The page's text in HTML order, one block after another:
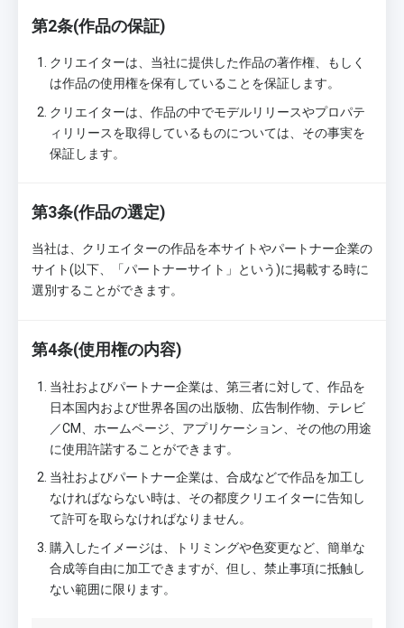
第2条(作品の保証)
クリエイターは、当社に提供した作品の著作権、もしく
は作品の使用権を保有していることを保証します。
クリエイターは、作品の中でモデルリリースやプロパテ
ィリリースを取得しているものについては、その事実を
保証します。
第3条(作品の選定)
当社は、クリエイターの作品を本サイトやパートナー企業の
サイト(以下、「パートナーサイト」という)に掲載する時に
選別することができます。
第4条(使用権の内容)
当社およびパートナー企業は、第三者に対して、作品を
日本国内および世界各国の出版物、広告制作物、テレビ
／CM、ホームページ、アプリケーション、その他の用途
に使用許諾することができます。
当社およびパートナー企業は、合成などで作品を加工し
なければならない時は、その都度クリエイターに告知し
て許可を取らなければなりません。
購入したイメージは、トリミングや色変更など、簡単な
合成等自由に加工できますが、但し、禁止事項に抵触し
ない範囲に限ります。